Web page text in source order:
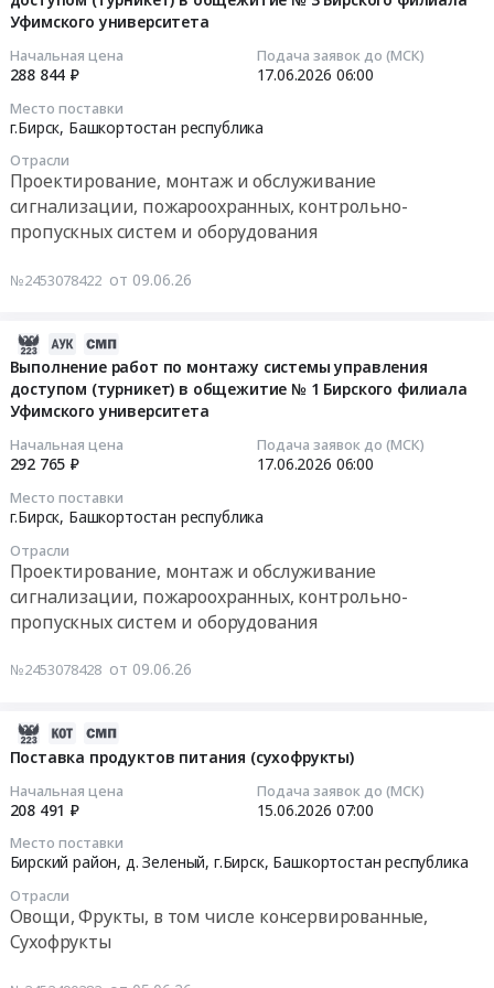
Уфимского университета
Начальная цена
288 844 ₽
Подача заявок до (МСК)
17.06.2026 06:00
Место поставки
г.Бирск, Башкортостан республика
Отрасли
Проектирование, монтаж и обслуживание
сигнализации, пожароохранных, контрольно-
пропускных систем и оборудования
№2453078422 от 09.06.26
Выполнение работ по монтажу системы управления
доступом (турникет) в общежитие № 1 Бирского филиала
Уфимского университета
Начальная цена
292 765 ₽
Подача заявок до (МСК)
17.06.2026 06:00
Место поставки
г.Бирск, Башкортостан республика
Отрасли
Проектирование, монтаж и обслуживание
сигнализации, пожароохранных, контрольно-
пропускных систем и оборудования
№2453078428 от 09.06.26
Поставка продуктов питания (сухофрукты)
Начальная цена
208 491 ₽
Подача заявок до (МСК)
15.06.2026 07:00
Место поставки
Бирский район, д. Зеленый, г.Бирск, Башкортостан республика
Отрасли
Овощи, Фрукты, в том числе консервированные,
Сухофрукты